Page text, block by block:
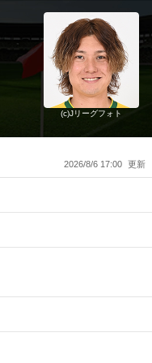
(c)Jリーグフォト
2026/8/6 17:00